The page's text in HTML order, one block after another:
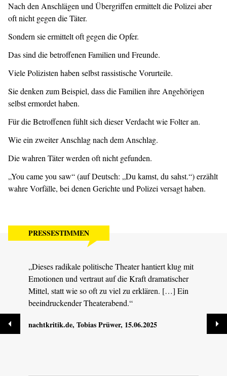
Nach den Anschlägen und Übergriffen ermittelt die Polizei aber
oft nicht gegen die Täter.
Sondern sie ermittelt oft gegen die Opfer.
Das sind die betroffenen Familien und Freunde.
Viele Polizisten haben selbst rassistische Vorurteile.
Sie denken zum Beispiel, dass die Familien ihre Angehörigen
selbst ermordet haben.
Für die Betroffenen fühlt sich dieser Verdacht wie Folter an.
Wie ein zweiter Anschlag nach dem Anschlag.
Die wahren Täter werden oft nicht gefunden.
„You came you saw“ (auf Deutsch: „Du kamst, du sahst.“) erzählt
wahre Vorfälle, bei denen Gerichte und Polizei versagt haben.
PRESSESTIMMEN
„Dieses radikale politische Theater hantiert klug mit
Emotionen und vertraut auf die Kraft dramatischer
Mittel, statt wie so oft zu viel zu erklären. […] Ein
beeindruckender Theaterabend.“
nachtkritik.de, Tobias Prüwer, 15.06.2025
tdz.de